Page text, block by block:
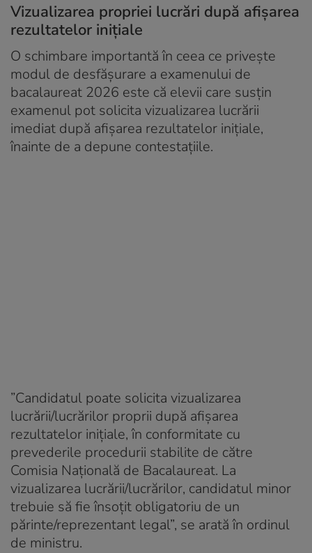
Vizualizarea propriei lucrări după afișarea
rezultatelor inițiale
O schimbare importantă în ceea ce privește
modul de desfășurare a examenului de
bacalaureat 2026 este că elevii care susțin
examenul pot solicita vizualizarea lucrării
imediat după afișarea rezultatelor inițiale,
înainte de a depune contestațiile.
”Candidatul poate solicita vizualizarea
lucrării/lucrărilor proprii după afișarea
rezultatelor inițiale, în conformitate cu
prevederile procedurii stabilite de către
Comisia Națională de Bacalaureat. La
vizualizarea lucrării/lucrărilor, candidatul minor
trebuie să fie însoțit obligatoriu de un
părinte/reprezentant legal”, se arată în ordinul
de ministru.